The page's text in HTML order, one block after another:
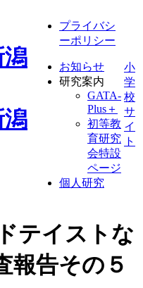
プライバシ
ーポリシー
お知らせ
研究案内
GATA-
Plus＋
初等教
育研究
会特設
ページ
個人研究
小
学
校
サ
イ
ト
テイストな
報告その５